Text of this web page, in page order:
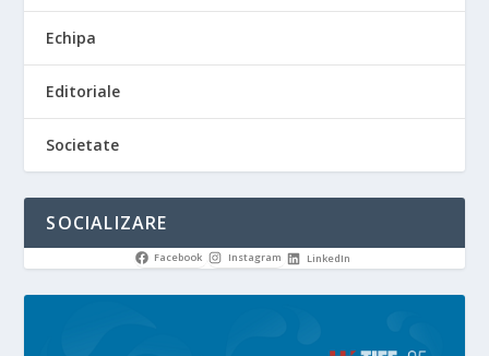
Echipa
Editoriale
Societate
SOCIALIZARE
Facebook Instagram LinkedIn